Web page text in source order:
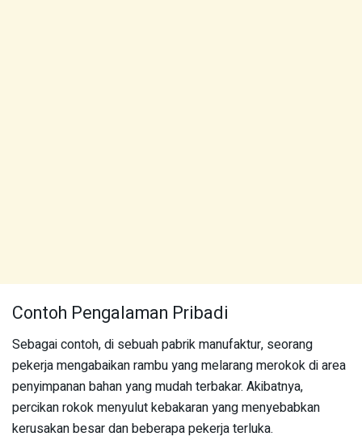
Contoh Pengalaman Pribadi
Sebagai contoh, di sebuah pabrik manufaktur, seorang
pekerja mengabaikan rambu yang melarang merokok di area
penyimpanan bahan yang mudah terbakar. Akibatnya,
percikan rokok menyulut kebakaran yang menyebabkan
kerusakan besar dan beberapa pekerja terluka.